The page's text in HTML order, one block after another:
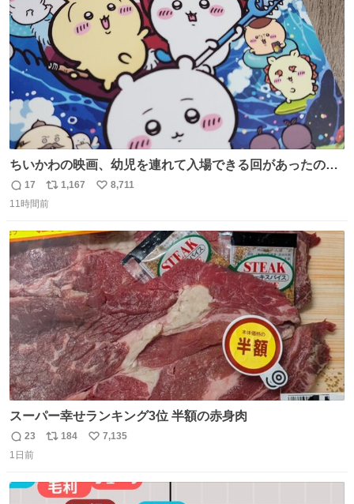
数
ちいかわの映画、幼児を連れて入場できる回があったので
子どもを連れて観てきたんですけど、セイレーンの登場シ
ーンで場内のベビーが一斉に泣き出してたのがとてもよい
返
信
17
リ
ポ
ト
数
1,167
い
数
8,711
11時間前
スーパー幸せランキング3位 半額の赤身肉
返
信
23
リ
ト
184
い
数
7,135
1日前